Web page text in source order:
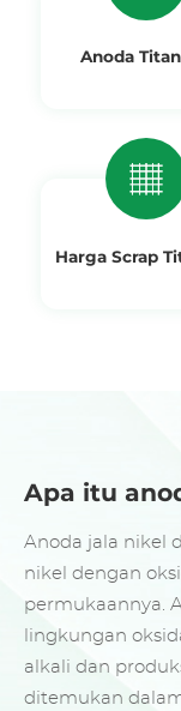
Anoda
Harga Scrap
Apa itu
Anoda jala nikel
nikel dengan
permukaannya.
lingkungan
alkali dan
ditemukan